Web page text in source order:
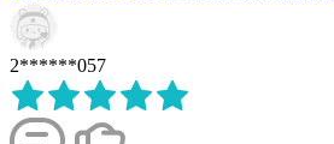
2******057